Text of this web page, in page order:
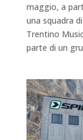
maggio, a
una squadra
Trentino
parte di un